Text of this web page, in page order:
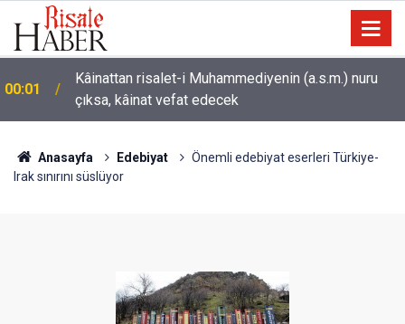
22:35
Sarıkamış ormanları rengarenk kelebeklere ev
sahipliği yapıyor
Anasayfa Edebiyat
Önemli edebiyat eserleri Türkiye-
Irak sınırını süslüyor